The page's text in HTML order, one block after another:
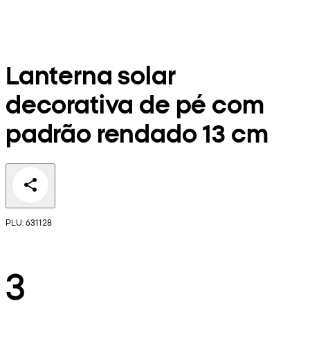
Lanterna solar
decorativa de pé com
padrão rendado 13 cm
PLU: 631128
3